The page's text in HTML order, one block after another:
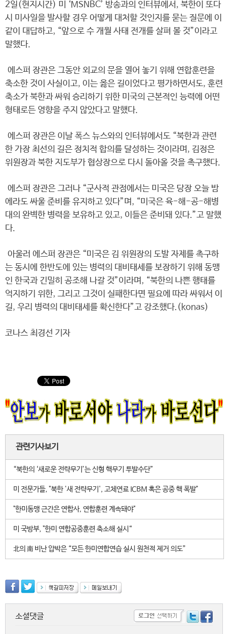
2일(현지시간) 미 ‘MSNBC’ 방송과의 인터뷰에서, 북한이 또다
시 미사일을 발사할 경우 어떻게 대처할 것인지를 묻는 질문에 이
같이 대답하고, “앞으로 수 개월 사태 전개를 살펴 볼 것”이라고
말했다.
에스퍼 장관은 그동안 외교의 문을 열어 놓기 위해 연합훈련을
축소한 것이 사실이고, 이는 옳은 길이었다고 평가하면서도, 훈련
축소가 북한과 싸워 승리하기 위한 미국의 근본적인 능력에 어떤
형태로든 영향을 주지 않았다고 말했다.
에스퍼 장관은 이날 폭스 뉴스와의 인터뷰에서도 “북한과 관련
한 가장 최선의 길은 정치적 합의를 달성하는 것이라며, 김정은
위원장과 북한 지도부가 협상장으로 다시 돌아올 것을 촉구했다.
에스퍼 장관은 그러나 “군사적 관점에서는 미국은 당장 오늘 밤
에라도 싸울 준비를 유지하고 있다”며, “미국은 육-해-공-해병
대의 완벽한 병력을 보유하고 있고, 이들은 준비돼 있다.”고 말했
다.
아울러 에스퍼 장관은 “미국은 김 위원장의 도발 자제를 촉구하
는 동시에 한반도에 있는 병력의 대비태세를 보장하기 위해 동맹
인 한국과 긴밀히 공조해 나갈 것”이라며, “북한의 나쁜 행태를
억지하기 위한, 그리고 그것이 실패한다면 필요에 따라 싸워서 이
길, 우리 병력의 대비태세를 확신한다”고 강조했다.(konas)
코나스 최경선 기자
관련기사보기
“북한의 ‘새로운 전략무기’는 신형 핵무기 투발수단”
미 전문가들, "북한 '새 전략무기', 고체연료 ICBM 혹은 공중 핵 폭발"
"한미동맹 근간은 연합사, 연합훈련 계속돼야"
미 국방부, "한미 연합공중훈련 축소해 실시“
北의 南 비난 압박은 “모든 한미연합연습 실시 원천적 제거 의도”
소셜댓글